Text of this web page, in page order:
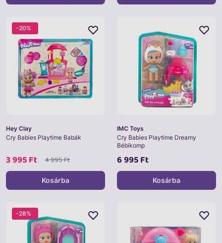
Hey Clay
Cry Babies Playtime Babák
3 995 Ft 4 995 Ft
-20%
Kosárba
IMC Toys
Cry Babies Playtime Dreamy
Bébikomp
6 995 Ft
Kosárba
-28%